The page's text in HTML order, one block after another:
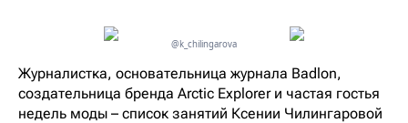
@k_chilingarova
Журналистка, основательница журнала Badlon,
создательница бренда Arctic Explorer и частая гостья
недель моды – список занятий Ксении Чилингаровой